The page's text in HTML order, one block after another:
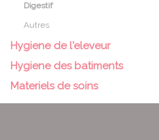
Digestif
Autres
Hygiene de l'eleveur
Hygiene des batiments
Materiels de soins